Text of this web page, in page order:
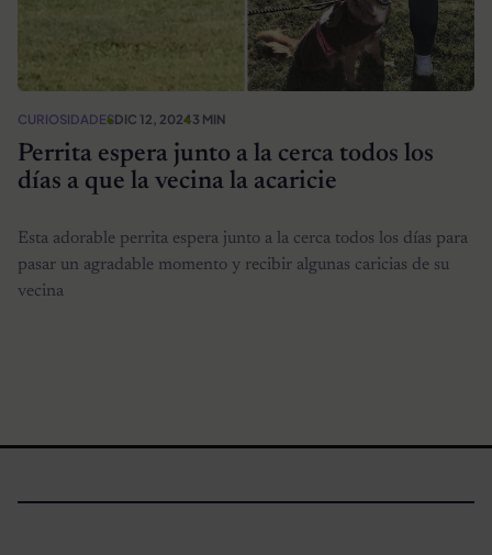
CURIOSIDADESDIC 12, 20243 MIN
Perrita espera junto a la cerca todos los
días a que la vecina la acaricie
Esta adorable perrita espera junto a la cerca todos los días para
pasar un agradable momento y recibir algunas caricias de su
vecina